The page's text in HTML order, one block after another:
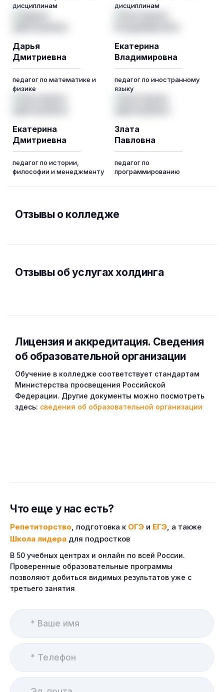
дисциплинам
дисциплинам
Дарья
Дмитриевна
педагог по математике и
физике
Екатерина
Владимировна
педагог по иностранному
языку
Екатерина
Дмитриевна
педагог по истории,
философии и менеджменту
Злата
Павловна
педагог по
программированию
Отзывы о колледже
Отзывы об услугах холдинга
Лицензия и аккредитация. Cведения
об образовательной организации
Обучение в колледже соответствует стандартам
Министерства просвещения Российской
Федерации. Другие документы можно посмотреть
здесь: сведения об образовательной организации
Что еще у нас есть?
Репетиторство, подготовка к ОГЭ и ЕГЭ, а также
Школа лидера для подростков
В 50 учебных центрах и онлайн по всей России.
Проверенные образовательные программы
позволяют добиться видимых результатов уже с
третьего занятия